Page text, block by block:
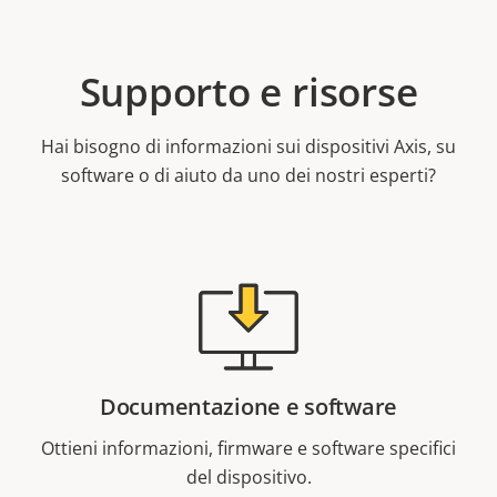
Supporto e risorse
Hai bisogno di informazioni sui dispositivi Axis, su
software o di aiuto da uno dei nostri esperti?
Documentazione e software
Ottieni informazioni, firmware e software specifici
del dispositivo.